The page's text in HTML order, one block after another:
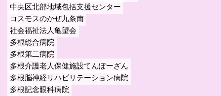
中央区北部地域包括支援センター
コスモスのかぜ九条南
社会福祉法人亀望会
多根総合病院
多根第二病院
多根介護老人保健施設てんぽーざん
多根脳神経リハビリテーション病院
多根記念眼科病院